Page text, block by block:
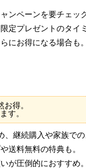
ンペーンを要チェッ
定プレゼントのタイ
にお得になる場合も
得。
す。
、継続購入や家族で
送料無料の特典も。
が圧倒的におすすめ